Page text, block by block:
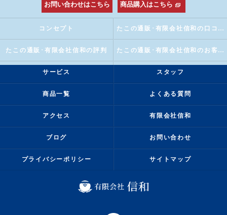
お問い合わせはこちら 商品購入はこちら
コンセプト たこの通販･有限会社信和の口コミ情報
たこの通販･有限会社信和の評判 たこの通販･有限会社信和のお客様の声
サービス スタッフ
商品一覧 よくある質問
アクセス 有限会社信和
ブログ お問い合わせ
プライバシーポリシー サイトマップ